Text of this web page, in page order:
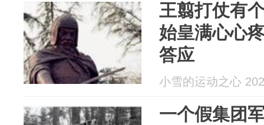
王翦打仗有
始皇满心心
答应
小雪的运动之心
一个假集团